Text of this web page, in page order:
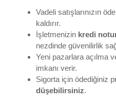
Vadeli satışlarınızın
kaldırır.
İşletmenizin kredi
nezdinde güvenilirlik
Yeni pazarlara açılma
imkanı verir.
Sigorta için ödediğiniz
düşebilirsiniz.